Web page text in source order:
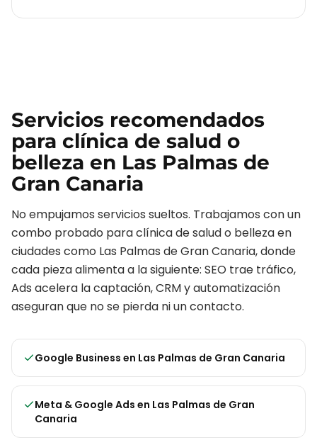
Servicios recomendados
para clínica de salud o
belleza en Las Palmas de
Gran Canaria
No empujamos servicios sueltos. Trabajamos con un
combo probado paraclínica de salud o bellezaen
ciudades como Las Palmas de Gran Canaria, donde
cada pieza alimenta a la siguiente: SEO trae tráfico,
Ads acelera la captación, CRM y automatización
aseguran que no se pierda ni un contacto.
Google Business en Las Palmas de Gran Canaria
Meta & Google Ads en Las Palmas de Gran
Canaria